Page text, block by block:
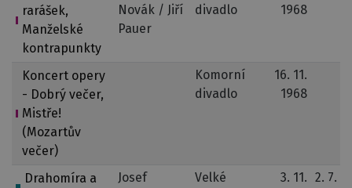
rarášek,
Manželské
kontrapunkty
Novák / Jiří
Pauer
divadlo
1968
Koncert opery
- Dobrý večer,
Mistře!
(Mozartův
večer)
Komorní
divadlo
16. 11.
1968
Drahomíra a
Josef
Velké
3. 11. 2. 7.